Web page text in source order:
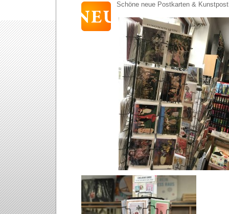
Schöne neue Postkarten &